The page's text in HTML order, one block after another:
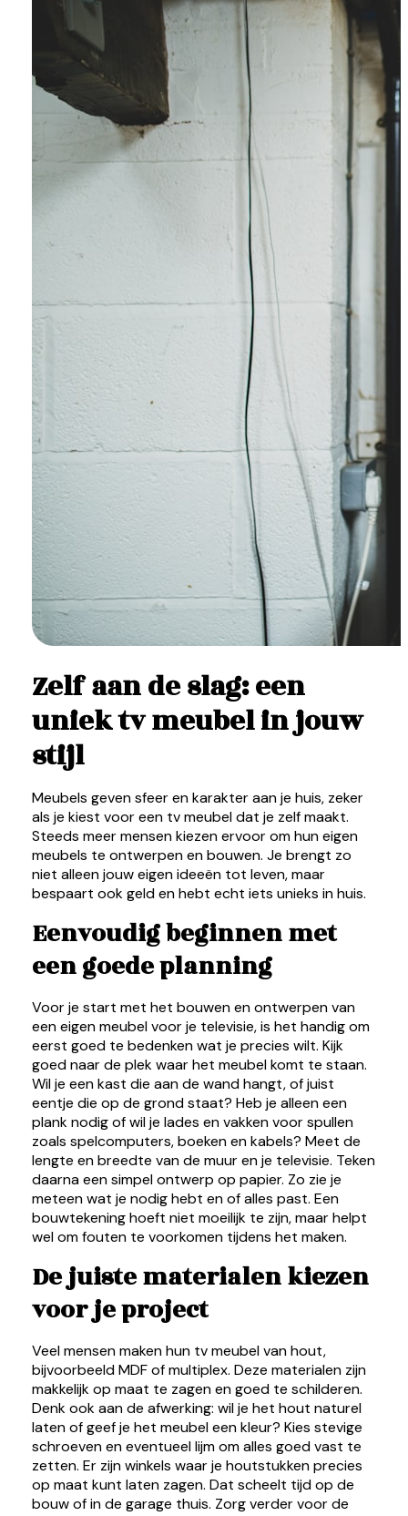
Zelf aan de slag: een
uniek tv meubel in jouw
stijl
Meubels geven sfeer en karakter aan je huis, zeker
als je kiest voor een tv meubel dat je zelf maakt.
Steeds meer mensen kiezen ervoor om hun eigen
meubels te ontwerpen en bouwen. Je brengt zo
niet alleen jouw eigen ideeën tot leven, maar
bespaart ook geld en hebt echt iets unieks in huis.
Eenvoudig beginnen met
een goede planning
Voor je start met het bouwen en ontwerpen van
een eigen meubel voor je televisie, is het handig om
eerst goed te bedenken wat je precies wilt. Kijk
goed naar de plek waar het meubel komt te staan.
Wil je een kast die aan de wand hangt, of juist
eentje die op de grond staat? Heb je alleen een
plank nodig of wil je lades en vakken voor spullen
zoals spelcomputers, boeken en kabels? Meet de
lengte en breedte van de muur en je televisie. Teken
daarna een simpel ontwerp op papier. Zo zie je
meteen wat je nodig hebt en of alles past. Een
bouwtekening hoeft niet moeilijk te zijn, maar helpt
wel om fouten te voorkomen tijdens het maken.
De juiste materialen kiezen
voor je project
Veel mensen maken hun tv meubel van hout,
bijvoorbeeld MDF of multiplex. Deze materialen zijn
makkelijk op maat te zagen en goed te schilderen.
Denk ook aan de afwerking: wil je het hout naturel
laten of geef je het meubel een kleur? Kies stevige
schroeven en eventueel lijm om alles goed vast te
zetten. Er zijn winkels waar je houtstukken precies
op maat kunt laten zagen. Dat scheelt tijd op de
bouw of in de garage thuis. Zorg verder voor de